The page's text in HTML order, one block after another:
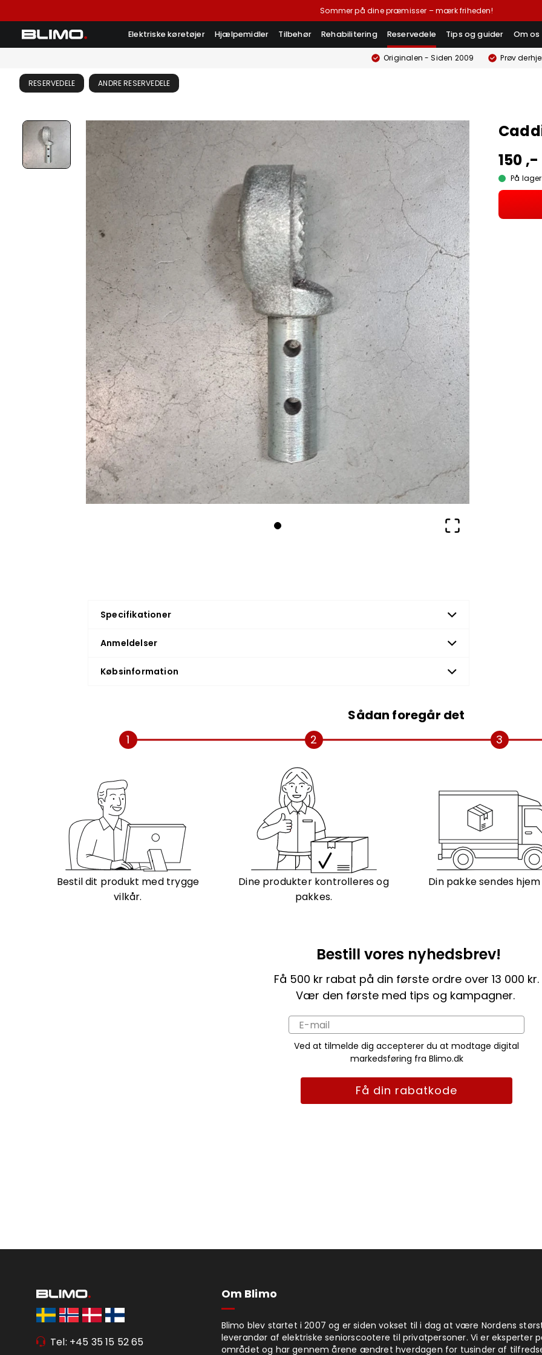
Sommer på dine præmisser – mærk friheden!
Elektriske køretøjer Hjælpemidler Tilbehør Rehabilitering Reservedele Tips og guider Om os
Originalen - Siden 2009 Prøv
RESERVEDELE ANDRE RESERVEDELE
150 ,-
På lager
Specifikationer
Anmeldelser
Købsinformation
Sådan foregår det
1
Bestil dit produkt med trygge
vilkår.
2
Dine produkter kontrolleres og
pakkes.
3
Din pakke sendes
Bestill vores nyhedsbrev!
Få 500 kr rabat på din første ordre over 13 000 kr.
Vær den første med tips og kampagner.
Ved at tilmelde dig accepterer du at modtage digital
markedsføring fra Blimo.dk
Få din rabatkode
Tel: +45 35 15 52 65
Om Blimo
Blimo blev startet i 2007 og er siden vokset til i dag at være Nordens
leverandør af elektriske seniorscootere til privatpersoner. Vi er eksperter
området og har gennem årene ændret hverdagen for tusinder af